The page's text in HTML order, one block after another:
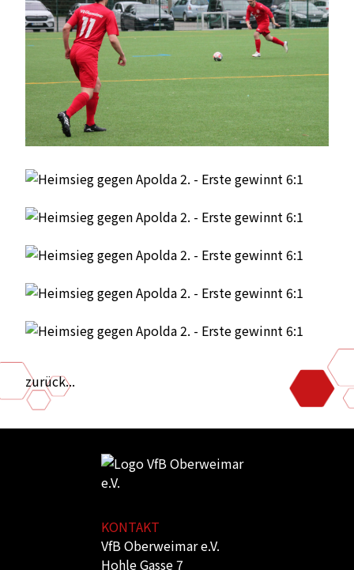
zurück...
KONTAKT
VfB Oberweimar e.V.
Hohle Gasse 7